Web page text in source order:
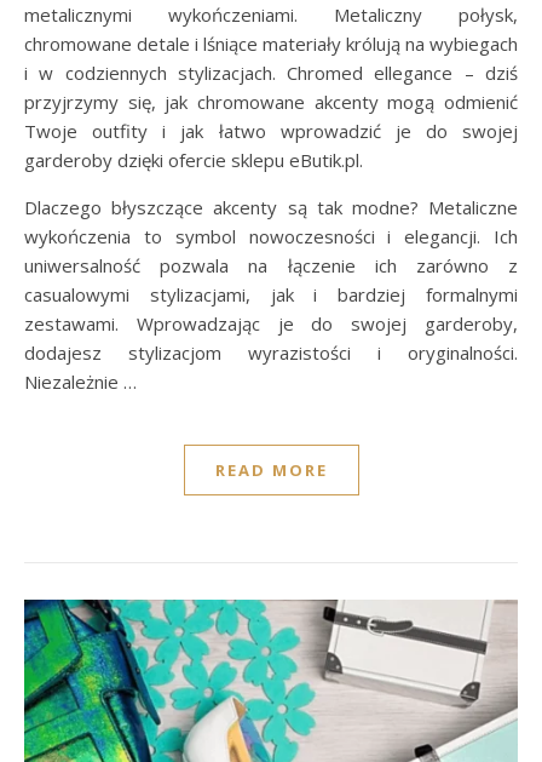
metalicznymi wykończeniami. Metaliczny połysk,
chromowane detale i lśniące materiały królują na wybiegach
i w codziennych stylizacjach. Chromed ellegance – dziś
przyjrzymy się, jak chromowane akcenty mogą odmienić
Twoje outfity i jak łatwo wprowadzić je do swojej
garderoby dzięki ofercie sklepu eButik.pl.
Dlaczego błyszczące akcenty są tak modne? Metaliczne
wykończenia to symbol nowoczesności i elegancji. Ich
uniwersalność pozwala na łączenie ich zarówno z
casualowymi stylizacjami, jak i bardziej formalnymi
zestawami. Wprowadzając je do swojej garderoby,
dodajesz stylizacjom wyrazistości i oryginalności.
Niezależnie …
READ MORE